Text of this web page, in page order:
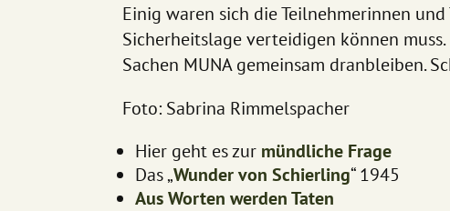
Einig waren sich die Teilnehmerinnen
Sicherheitslage verteidigen können
Sachen MUNA gemeinsam dranbleiben.
Foto: Sabrina Rimmelspacher
Hier geht es zur mündliche Frage
Das „Wunder von Schierling“ 1945
Aus Worten werden Taten